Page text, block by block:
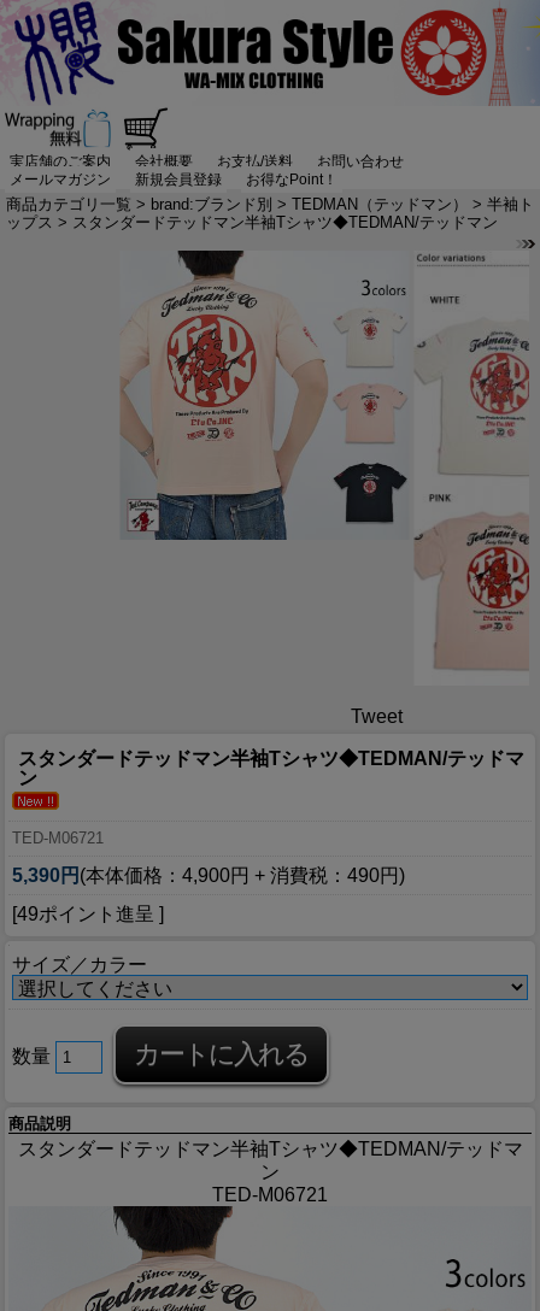
実店舗のご案内 会社概要 お支払/送料
お問い合わせ
メールマガジン
新規会員登録 お得なPoint！
商品カテゴリ一覧 > brand:ブランド別 > TEDMAN（テッドマン） > 半袖ト
ップス > スタンダードテッドマン半袖Tシャツ◆TEDMAN/テッドマン
Tweet
スタンダードテッドマン半袖Tシャツ◆TEDMAN/テッドマ
ン
TED-M06721
5,390円 (本体価格：4,900円 + 消費税：490円)
[49ポイント進呈 ]
サイズ／カラー
数量
商品説明
スタンダードテッドマン半袖Tシャツ◆TEDMAN/テッドマ
ン
TED-M06721